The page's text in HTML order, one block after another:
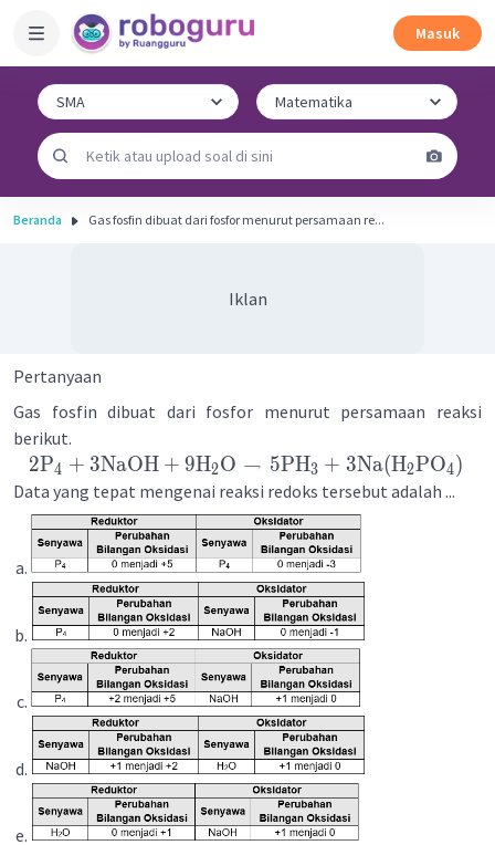
Masuk
Beranda Gas fosfin dibuat dari fosfor menurut persamaan re...
Iklan
Pertanyaan
Gas fosfin dibuat dari fosfor menurut persamaan reaksi
berikut.
2P4 + 3NaOH + 9H2O → 5PH3 + 3Na(H2PO4 )
Data yang tepat mengenai reaksi redoks tersebut adalah ...